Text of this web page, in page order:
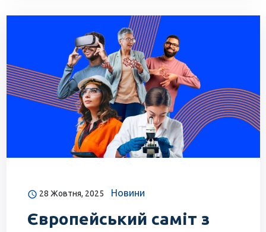
28 Жовтня, 2025 Новини
Європейський саміт з